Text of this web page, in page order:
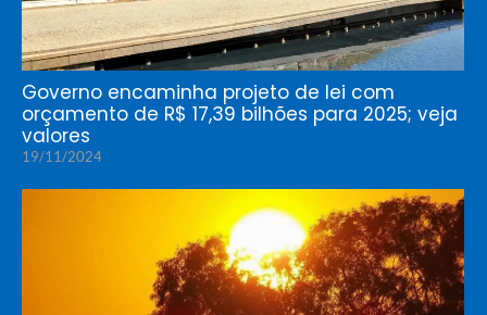
Governo encaminha projeto de lei com
orçamento de R$ 17,39 bilhões para 2025; veja
valores
19/11/2024